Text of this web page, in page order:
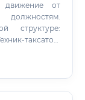
движение от
структуре:
таксатор.